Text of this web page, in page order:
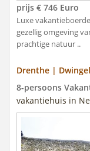
prijs € 746 Euro
Luxe
gezellig omgeving
prachtige natuur ..
Drenthe |
8-persoons
vakantiehuis in